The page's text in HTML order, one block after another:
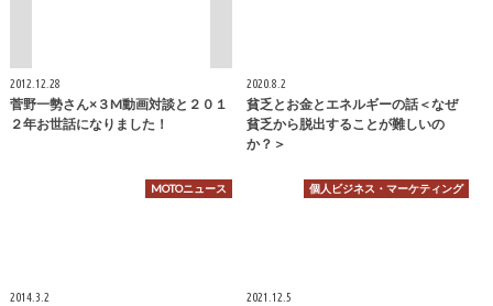
2012.12.28
菅野一勢さん×３M動画対談と２０１
２年お世話になりました！
2020.8.2
貧乏とお金とエネルギーの話＜なぜ
貧乏から脱出することが難しいの
か？＞
MOTOニュース
2014.3.2
個人ビジネス・マーケティング
2021.12.5